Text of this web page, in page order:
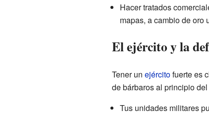
Hacer tratados
mapas, a cambio de oro
El ejército y la
Tener un ejércitofuerte es
de bárbaros al principio
Tus unidades militares